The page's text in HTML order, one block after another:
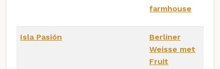
farmhouse
Isla Pasión
Berliner
Weisse met
Fruit